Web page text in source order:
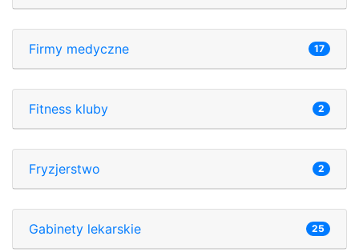
Firmy medyczne 17
Fitness kluby 2
Fryzjerstwo 2
Gabinety lekarskie 25